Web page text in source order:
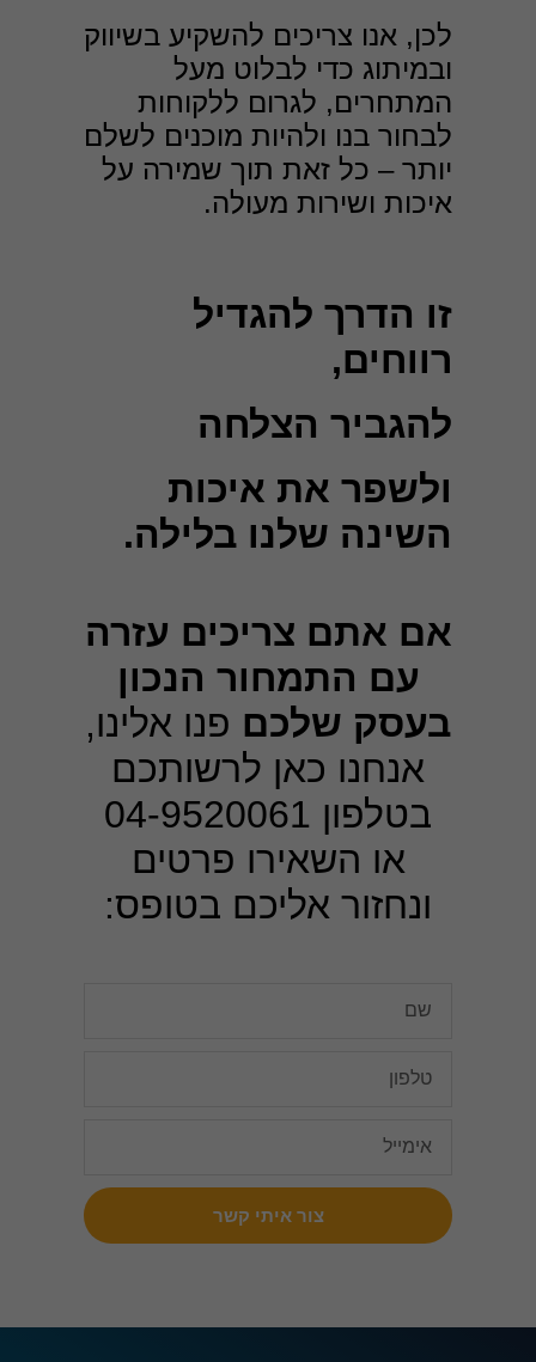
לכן, אנו צריכים להשקיע בשיווק
ובמיתוג כדי לבלוט מעל
המתחרים, לגרום ללקוחות
לבחור בנו ולהיות מוכנים לשלם
יותר – כל זאת תוך שמירה על
איכות ושירות מעולה.
זו הדרך להגדיל
רווחים,
להגביר הצלחה
ולשפר את איכות
השינה שלנו בלילה.
אם אתם צריכים עזרה
עם התמחור הנכון
בעסק שלכם פנו אלינו,
אנחנו כאן לרשותכם
בטלפון 04-9520061
או השאירו פרטים
ונחזור אליכם בטופס:
צור איתי קשר
אופציונליות.
הן דרושות
אנליטיקה
לשפר את
הפונקציונליות
והמבנה של
האתר,
בשימוש.
חוויית
משתמש
כדי שהאתר
שלנו יפעל
בצורה
הטובה
במהלך
שלך. אם
ממך
לראות
שהפעלת